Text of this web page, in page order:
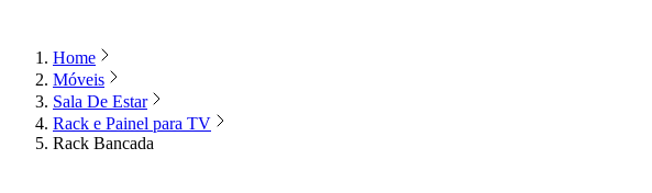
Home
Móveis
Sala De Estar
Rack e Painel para TV
Rack Bancada